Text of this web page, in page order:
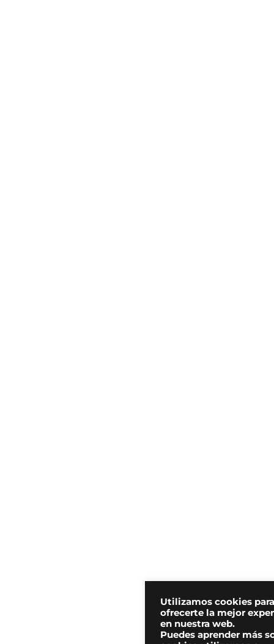
Utilizamos cookies para
ofrecerte la mejor
en nuestra web.
Puedes aprender más